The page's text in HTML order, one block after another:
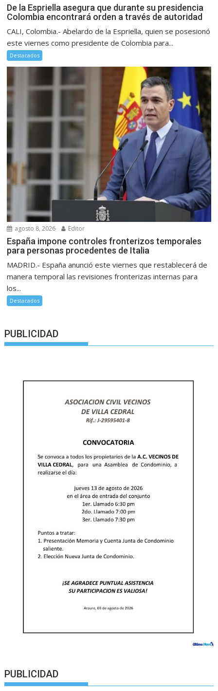
De la Espriella asegura que durante su presidencia
Colombia encontrará orden a través de autoridad
CALI, Colombia.- Abelardo de la Espriella, quien se posesionó
este viernes como presidente de Colombia para...
Destacados
agosto 8, 2026 Editor
España impone controles fronterizos temporales
para personas procedentes de Italia
MADRID.- España anunció este viernes que restablecerá de
manera temporal las revisiones fronterizas internas para
los...
Destacados
PUBLICIDAD
PUBLICIDAD